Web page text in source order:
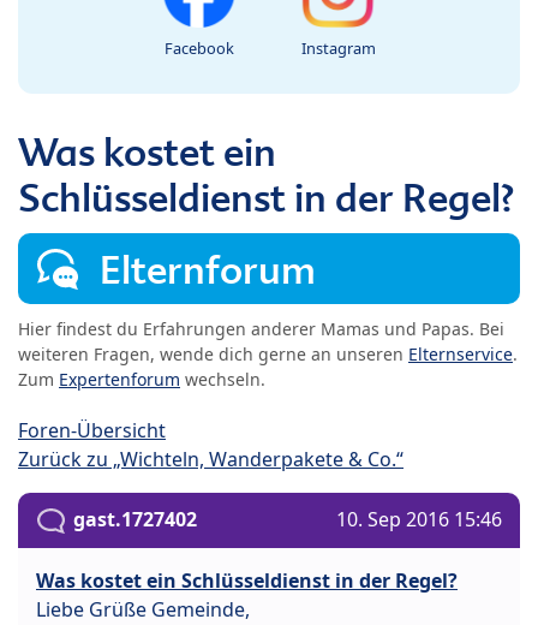
Facebook Instagram
Was kostet ein
Schlüsseldienst in der Regel?
Elternforum
Hier findest du Erfahrungen anderer Mamas und Papas. Bei
weiteren Fragen, wende dich gerne an unseren Elternservice.
Zum Expertenforum wechseln.
Foren-Übersicht
Zurück zu „Wichteln, Wanderpakete & Co.“
gast.1727402 10. Sep 2016 15:46
Was kostet ein Schlüsseldienst in der Regel?
Liebe Grüße Gemeinde,